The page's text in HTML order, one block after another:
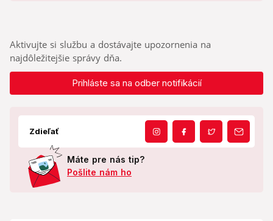
Aktivujte si službu a dostávajte upozornenia na
najdôležitejšie správy dňa.
Prihláste sa na odber notifikácií
Zdieľať
Máte pre nás tip?
Pošlite nám ho